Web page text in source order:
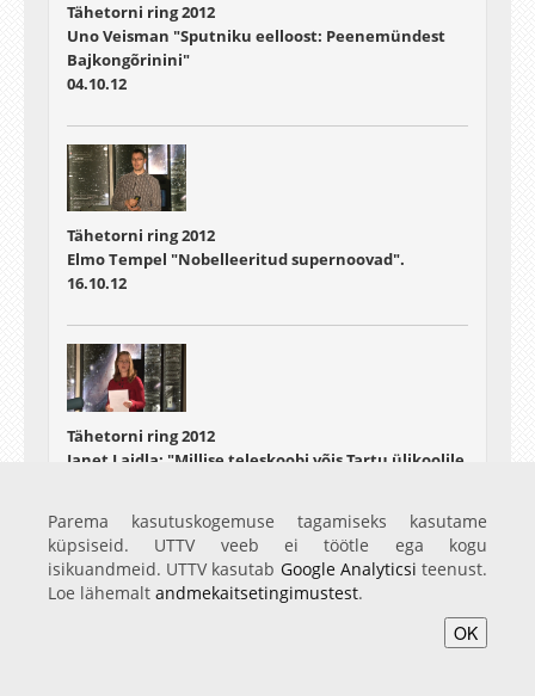
Tähetorni ring 2012
Uno Veisman "Sputniku eelloost: Peenemündest
Bajkongõrinini"
04.10.12
Tähetorni ring 2012
Elmo Tempel "Nobelleeritud supernoovad".
16.10.12
Tähetorni ring 2012
Janet Laidla: "Millise teleskoobi võis Tartu ülikoolile
Parema kasutuskogemuse tagamiseks kasutame
küpsiseid. UTTV veeb ei töötle ega kogu
isikuandmeid. UTTV kasutab Google Analyticsi teenust.
Loe lähemalt andmekaitsetingimustest.
OK